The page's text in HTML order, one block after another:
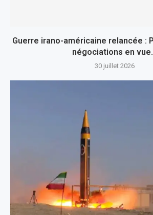
Guerre irano-américaine relancée :
négociations en
30 juillet 2026